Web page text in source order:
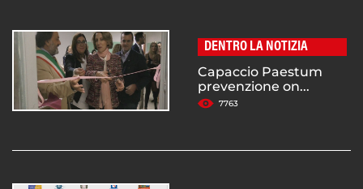
DENTRO LA NOTIZIA
Capaccio Paestum
prevenzione on...
7763